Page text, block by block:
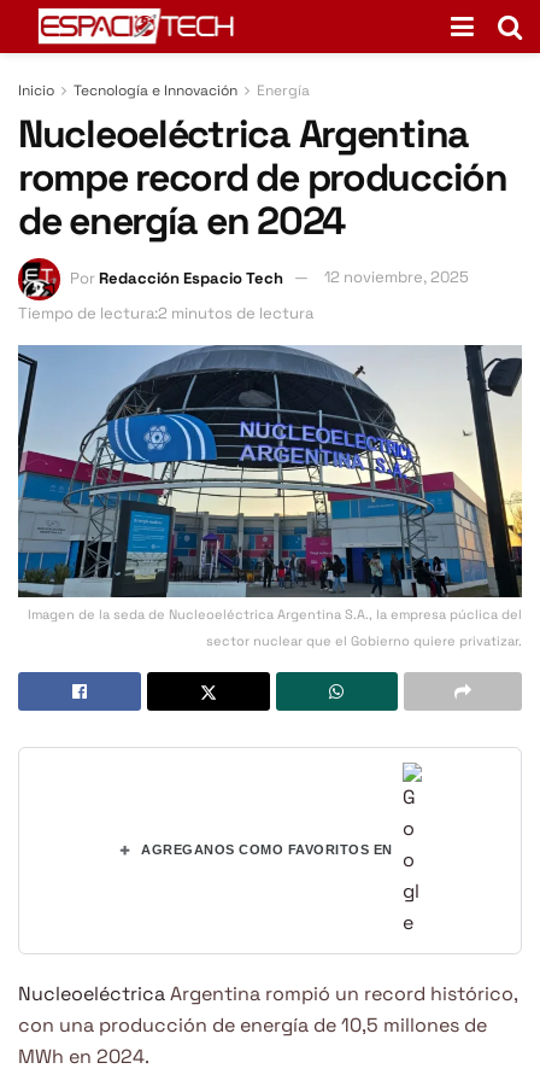
Inicio Tecnología e Innovación Energía
Nucleoeléctrica Argentina
rompe record de producción
de energía en 2024
PorRedacción Espacio Tech
12 noviembre, 2025
Tiempo de lectura:2 minutos de lectura
Imagen de la seda de Nucleoeléctrica Argentina S.A., la empresa púclica del
sector nuclear que el Gobierno quiere privatizar.
+ AGREGANOS COMO FAVORITOS EN
NucleoeléctricaArgentina rompió un record histórico,
con una producción de energía de 10,5 millones de
MWh en 2024.